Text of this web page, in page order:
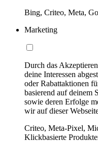
Bing, Criteo, Meta,
Marketing
Durch das
deine Interessen
oder Rabattaktionen
basierend auf deinem
sowie deren Erfolge
wir auf dieser
Criteo, Meta-Pixel,
Klickbasierte